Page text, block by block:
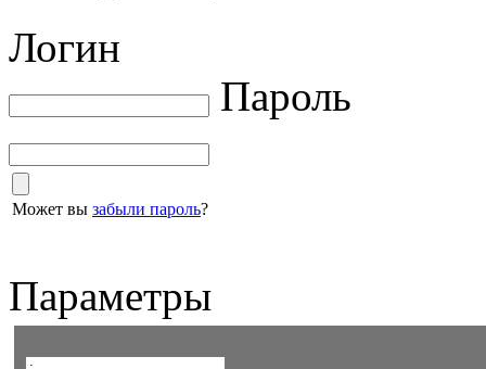
Логин
Пароль
Может вы забыли пароль?
Параметры